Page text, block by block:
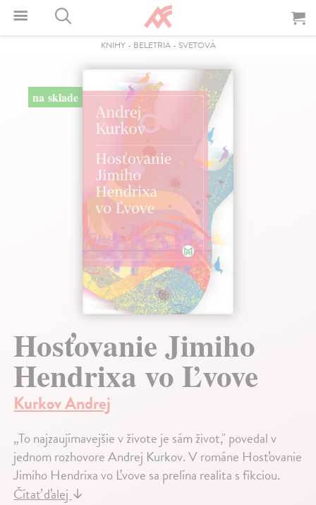
KNIHY- BELETRIA- SVETOVÁ
na sklade
Hosťovanie Jimiho
Hendrixa vo Ľvove
Kurkov Andrej
„To najzaujímavejšie v živote je sám život," povedal v
jednom rozhovore Andrej Kurkov. V románe Hosťovanie
Jimiho Hendrixa vo Ľvove sa prelína realita s fikciou.
Čítať ďalej ↓